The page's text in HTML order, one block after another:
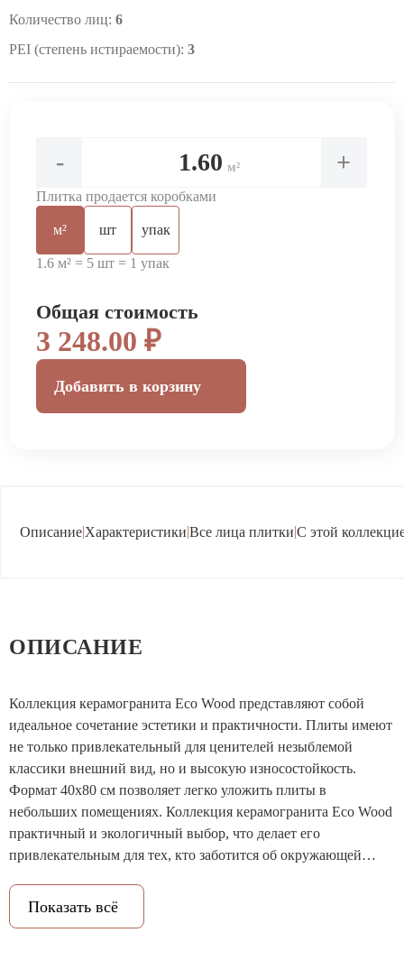
Количество лиц: 6
PEI (степень истираемости): 3
- м² +
Плитка продается коробками
м² шт упак
1.6 м² = 5 шт = 1 упак
Общая стоимость
3 248.00 ₽
Добавить в корзину
Описание|Характеристики|Все лица плитки|С этой
ОПИСАНИЕ
Коллекция керамогранита Eco Wood представляют собой
идеальное сочетание эстетики и практичности. Плиты имеют
не только привлекательный для ценителей незыблемой
классики внешний вид, но и высокую износостойкость.
Формат 40х80 см позволяет легко уложить плиты в
небольших помещениях. Коллекция керамогранита Eco Wood
практичный и экологичный выбор, что делает его
привлекательным для тех, кто заботится об окружающей
Показать всё